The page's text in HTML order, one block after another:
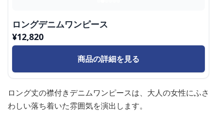
ロングデニムワンピース
¥12,820
商品の詳細を見る
ロング丈の襟付きデニムワンピースは、大人の女性にふさ
わしい落ち着いた雰囲気を演出します。